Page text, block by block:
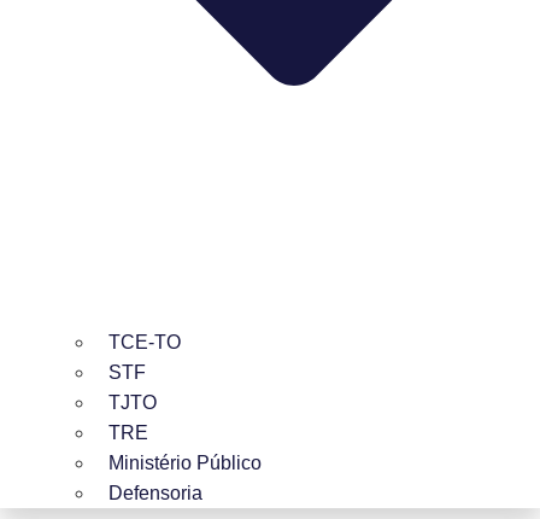
TCE-TO
STF
TJTO
TRE
Ministério Público
Defensoria